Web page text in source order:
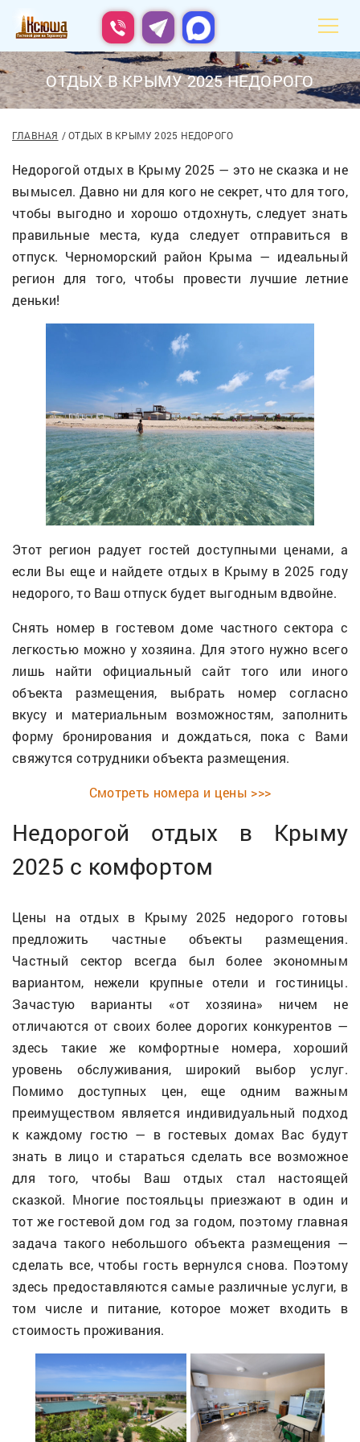
ОТДЫХ В КРЫМУ 2025 НЕДОРОГО
ГЛАВНАЯ ОТДЫХ В КРЫМУ 2025 НЕДОРОГО
Недорогой отдых в Крыму 2025 — это не сказка и не
вымысел. Давно ни для кого не секрет, что для того,
чтобы выгодно и хорошо отдохнуть, следует знать
правильные места, куда следует отправиться в
отпуск. Черноморский район Крыма — идеальный
регион для того, чтобы провести лучшие летние
деньки!
Этот регион радует гостей доступными ценами, а
если Вы еще и найдете отдых в Крыму в 2025 году
недорого, то Ваш отпуск будет выгодным вдвойне.
Снять номер в гостевом доме частного сектора с
легкостью можно у хозяина. Для этого нужно всего
лишь найти официальный сайт того или иного
объекта размещения, выбрать номер согласно
вкусу и материальным возможностям, заполнить
форму бронирования и дождаться, пока с Вами
свяжутся сотрудники объекта размещения.
Смотреть номера и цены >>>
Недорогой отдых в Крыму
2025 с комфортом
Цены на отдых в Крыму 2025 недорого готовы
предложить частные объекты размещения.
Частный сектор всегда был более экономным
вариантом, нежели крупные отели и гостиницы.
Зачастую варианты «от хозяина» ничем не
отличаются от своих более дорогих конкурентов —
здесь такие же комфортные номера, хороший
уровень обслуживания, широкий выбор услуг.
Помимо доступных цен, еще одним важным
преимуществом является индивидуальный подход
к каждому гостю — в гостевых домах Вас будут
знать в лицо и стараться сделать все возможное
для того, чтобы Ваш отдых стал настоящей
сказкой. Многие постояльцы приезжают в один и
тот же гостевой дом год за годом, поэтому главная
задача такого небольшого объекта размещения —
сделать все, чтобы гость вернулся снова. Поэтому
здесь предоставляются самые различные услуги, в
том числе и питание, которое может входить в
стоимость проживания.